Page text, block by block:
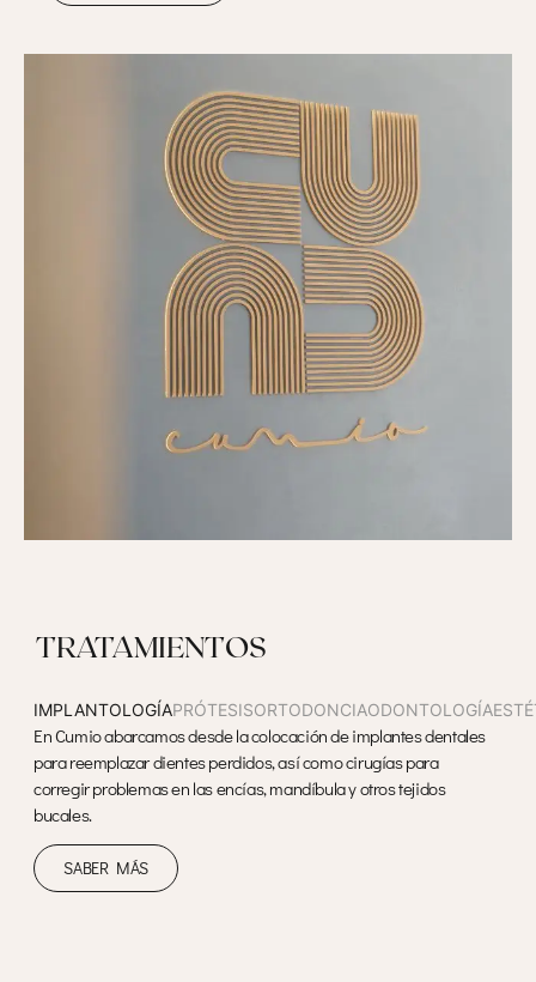
TRATAMIENTOS
IMPLANTOLOGÍAPRÓTESISORTODONCIAODONTOLOGÍA
En Cumio abarcamos desde la colocación de implantes dentales
para reemplazar dientes perdidos, así como cirugías para
corregir problemas en las encías, mandíbula y otros tejidos
bucales.
SABER MÁS